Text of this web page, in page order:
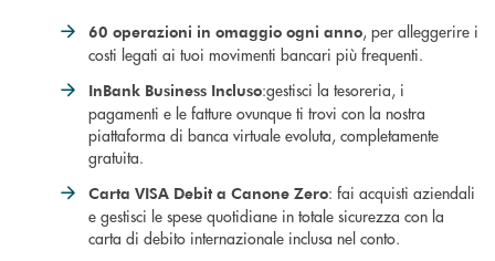
60 operazioni in omaggio ogni anno, per alleggerire i
costi legati ai tuoi movimenti bancari più frequenti.
InBank Business Incluso:gestisci la tesoreria, i
pagamenti e le fatture ovunque ti trovi con la nostra
piattaforma di banca virtuale evoluta, completamente
gratuita.
Carta VISA Debit a Canone Zero: fai acquisti aziendali
e gestisci le spese quotidiane in totale sicurezza con la
carta di debito internazionale inclusa nel conto.